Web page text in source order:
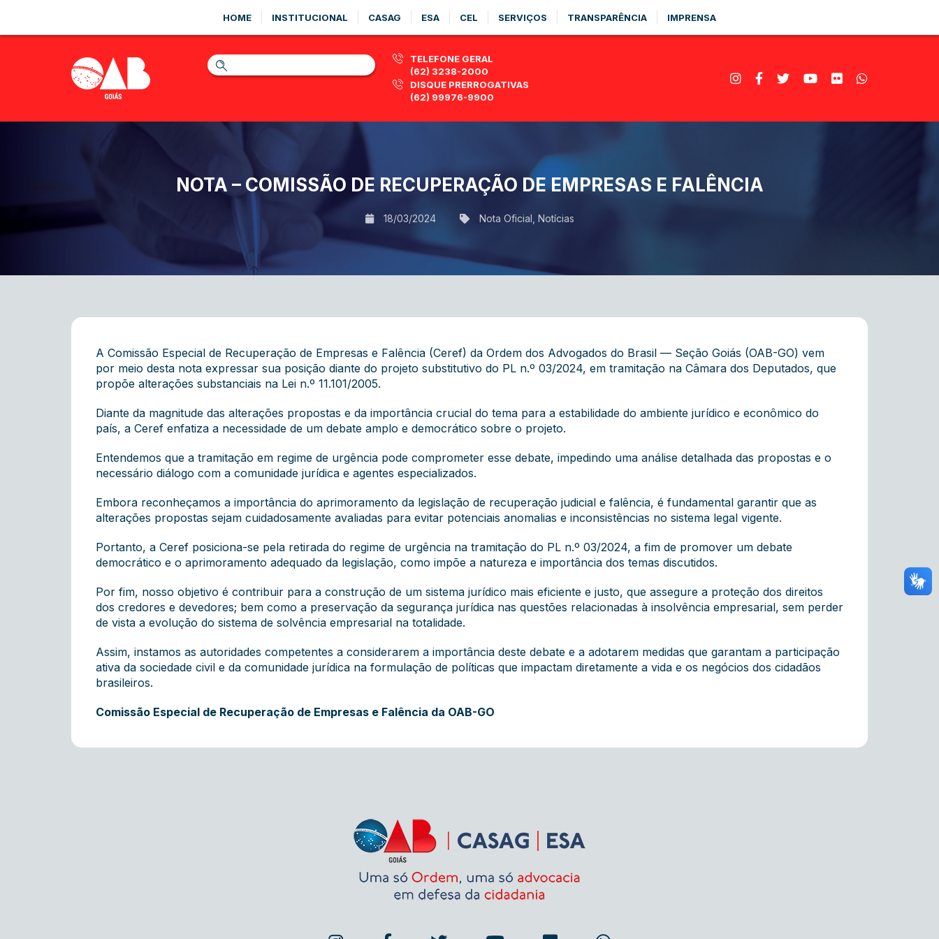
HOME INSTITUCIONAL CASAG ESA CEL SERVIÇOS TRANSPARÊNCIA IMPRENSA
TELEFONE GERAL
(62) 3238-2000
DISQUE PRERROGATIVAS
(62) 99976-9900
NOTA – COMISSÃO DE RECUPERAÇÃO DE EMPRESAS E FALÊNCIA
18/03/2024 Nota Oficial Notícias
A Comissão Especial de Recuperação de Empresas e Falência (Ceref) da Ordem dos Advogados do Brasil — Seção Goiás (OAB-GO) vem
por meio desta nota expressar sua posição diante do projeto substitutivo do PL n.º 03/2024, em tramitação na Câmara dos Deputados, que
propõe alterações substanciais na Lei n.º 11.101/2005.
Diante da magnitude das alterações propostas e da importância crucial do tema para a estabilidade do ambiente jurídico e econômico do
país, a Ceref enfatiza a necessidade de um debate amplo e democrático sobre o projeto.
Entendemos que a tramitação em regime de urgência pode comprometer esse debate, impedindo uma análise detalhada das propostas e o
necessário diálogo com a comunidade jurídica e agentes especializados.
Embora reconheçamos a importância do aprimoramento da legislação de recuperação judicial e falência, é fundamental garantir que as
alterações propostas sejam cuidadosamente avaliadas para evitar potenciais anomalias e inconsistências no sistema legal vigente.
Portanto, a Ceref posiciona-se pela retirada do regime de urgência na tramitação do PL n.º 03/2024, a fim de promover um debate
democrático e o aprimoramento adequado da legislação, como impõe a natureza e importância dos temas discutidos.
Por fim, nosso objetivo é contribuir para a construção de um sistema jurídico mais eficiente e justo, que assegure a proteção dos direitos
dos credores e devedores; bem como a preservação da segurança jurídica nas questões relacionadas à insolvência empresarial, sem perder
de vista a evolução do sistema de solvência empresarial na totalidade.
Assim, instamos as autoridades competentes a considerarem a importância deste debate e a adotarem medidas que garantam a participação
ativa da sociedade civil e da comunidade jurídica na formulação de políticas que impactam diretamente a vida e os negócios dos cidadãos
brasileiros.
Comissão Especial de Recuperação de Empresas e Falência da OAB-GO